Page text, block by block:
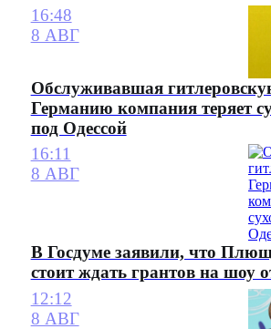
16:48
8 АВГ
Обслуживавшая
Германию компания теряет
под Одессой
16:11
8 АВГ
В Госдуме заявили, что
стоит ждать грантов на шоу
12:12
8 АВГ